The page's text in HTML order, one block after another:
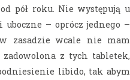
pół roku. Nie występują u
– oprócz jednego –
zasadzie wcale nie mam
z tych tabletek,
libido, tak abym